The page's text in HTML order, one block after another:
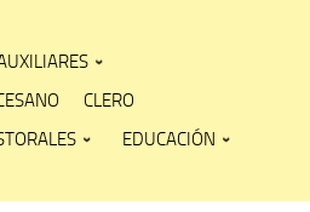
CLERO
EDUCACIÓN